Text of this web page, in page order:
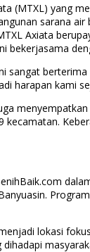
(MTXL) yang
sarana
Axiata
bekerjasama
sangat
harapan kami
lokasi